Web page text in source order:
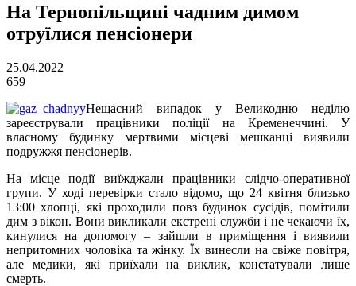
На Тернопільщині чадним димом
отруїлися пенсіонери
25.04.2022
659
Нещасний випадок у Великодню неділю
зареєстрували працівники поліції на Кременеччині. У
власному будинку мертвими місцеві мешканці виявили
подружжя пенсіонерів.
На місце події виїжджали працівники слідчо-оперативної
групи. У ході перевірки стало відомо, що 24 квітня близько
13:00 хлопці, які проходили повз будинок сусідів, помітили
дим з вікон. Вони викликали екстрені служби і не чекаючи їх,
кинулися на допомогу – зайшли в приміщення і виявили
непритомних чоловіка та жінку. Їх винесли на свіже повітря,
але медики, які приїхали на виклик, констатували лише
смерть.